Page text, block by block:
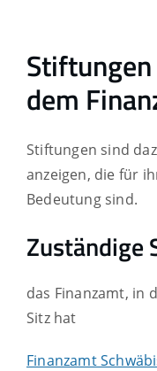
dem
Stiftungen sind
anzeigen, die für
Bedeutung sind.
Zuständige
das Finanzamt, in
Sitz hat
Finanzamt